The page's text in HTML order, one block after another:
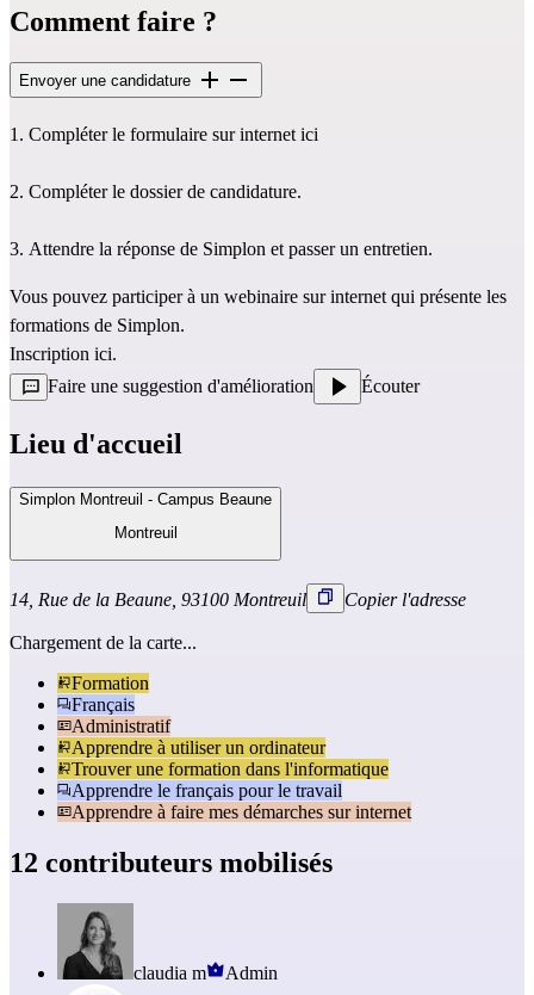
Comment faire ?
Envoyer une candidature
1. Compléter le formulaire sur internet ici
2. Compléter le dossier de candidature.
3. Attendre la réponse de Simplon et passer un entretien.
Vous pouvez participer à un webinaire sur internet qui présente les
formations de Simplon.
Inscription ici.
Faire une suggestion d'amélioration
Écouter
Lieu d'accueil
Simplon Montreuil - Campus Beaune
Montreuil
14, Rue de la Beaune, 93100 Montreuil Copier l'adresse
Chargement de la carte...
Formation
Français
Administratif
Apprendre à utiliser un ordinateur
Trouver une formation dans l'informatique
Apprendre le français pour le travail
Apprendre à faire mes démarches sur internet
12 contributeurs mobilisés
claudia m Admin